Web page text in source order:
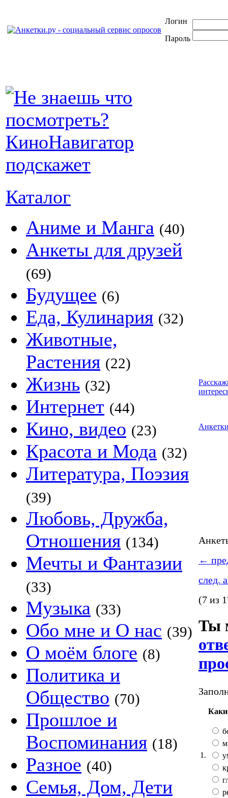
Логин
Пароль
Каталог
Аниме и Манга (40)
Анкеты для друзей
(69)
Будущее (6)
Еда, Кулинария (32)
Животные,
Растения (22)
Жизнь (32)
Интернет (44)
Кино, видео (23)
Красота и Мода (32)
Литература, Поэзия
(39)
Любовь, Дружба,
Отношения (134)
Мечты и Фантазии
(33)
Музыка (33)
Обо мне и О нас (39)
О моём блоге (8)
Политика и
Общество (70)
Прошлое и
Воспоминания (18)
Разное (40)
Семья, Дом, Дети
←
след.
(7 из
Ты
1.